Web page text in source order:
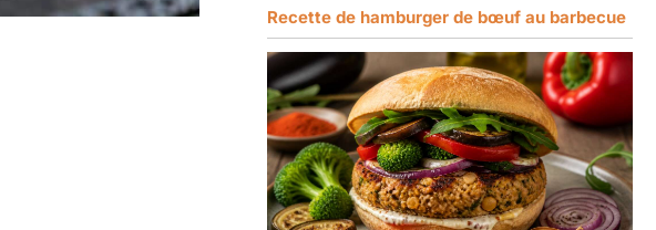
Recette de hamburger de bœuf au barbecue